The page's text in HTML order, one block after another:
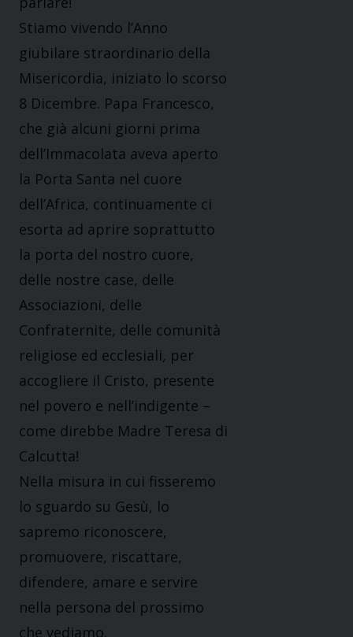
Stiamo vivendo l’Anno
giubilare straordinario della
Misericordia, iniziato lo scorso
8 Dicembre. Papa Francesco,
che già alcuni giorni prima
dell’Immacolata aveva aperto
la Porta Santa nel cuore
dell’Africa, continuamente ci
esorta ad aprire soprattutto
la porta del nostro cuore,
delle nostre case, delle
Associazioni, delle
Confraternite, delle comunità
religiose ed ecclesiali, per
accogliere il Cristo, presente
nel povero e nell’indigente –
come direbbe Madre Teresa di
Calcutta!
Nella misura in cui fisseremo
lo sguardo su Gesù, lo
sapremo riconoscere,
promuovere, riscattare,
difendere, amare e servire
nella persona del prossimo
che vediamo.